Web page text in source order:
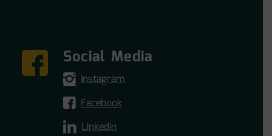
Social Media
Instagram
Facebook
Linkedin